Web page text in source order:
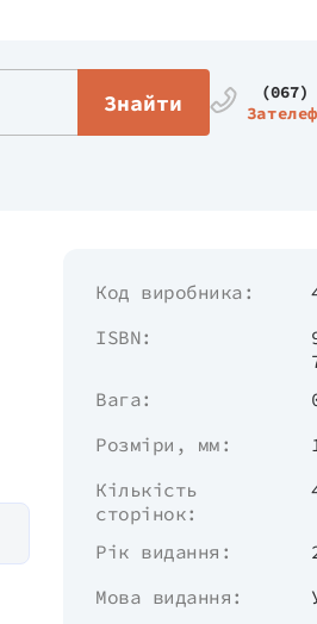
Знайти
(067)
Код виробника:
ISBN:
Вага:
Розміри, мм:
Кількість
сторінок:
Рік видання:
Мова видання: